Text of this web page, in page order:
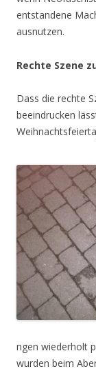
entstandene
ausnutzen.
Rechte Szene
Dass die rechte
beeindrucken
ngen wiederholt
wurden beim